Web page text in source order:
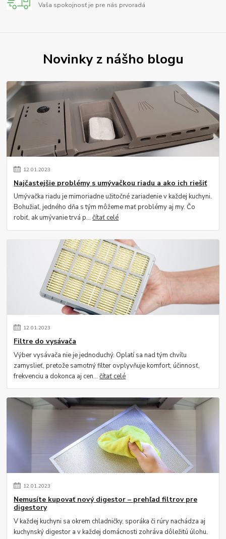
Vaša spokojnosť je pre nás prvoradá
Novinky z nášho blogu
12.01.2023
Najčastejšie problémy s umývačkou riadu a ako ich riešiť
Umývačka riadu je mimoriadne užitočné zariadenie v každej kuchyni.
Bohužiaľ, jedného dňa s tým môžeme mať problémy aj my. Čo
robiť, ak umývanie trvá p...čítať celé
12.01.2023
Filtre do vysávača
Výber vysávača nie je jednoduchý. Oplatí sa nad tým chvíľu
zamyslieť, pretože samotný filter ovplyvňuje komfort, účinnosť,
frekvenciu a dokonca aj cen...čítať celé
12.01.2023
Nemusíte kupovať nový digestor – prehľad filtrov pre
digestory
V každej kuchyni sa okrem chladničky, sporáka či rúry nachádza aj
kuchynský digestor a v každej domácnosti zohráva dôležitú úlohu.